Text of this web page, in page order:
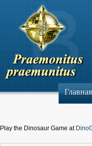
Главная
Play the Dinosaur Game at